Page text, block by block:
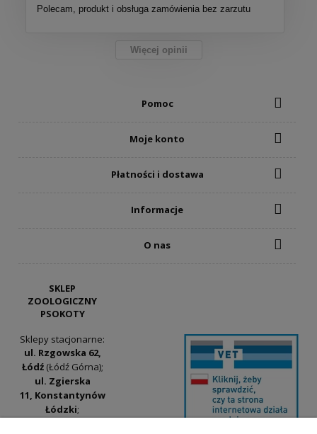
Polecam, produkt i obsługa zamówienia bez zarzutu
Więcej opinii
Pomoc
Moje konto
Płatności i dostawa
Informacje
O nas
SKLEP
ZOOLOGICZNY
PSOKOTY
Sklepy stacjonarne:
ul. Rzgowska 62,
Łódź(Łódź Górna);
ul. Zgierska
11, Konstantynów
Łódzki;